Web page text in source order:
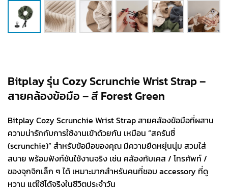
Bitplay รุ่น Cozy Scrunchie Wrist Strap –
สายคล้องข้อมือ – สี Forest Green
Bitplay Cozy Scrunchie Wrist Strap สายคล้องข้อมือที่ผสาน
ความน่ารักกับการใช้งานเข้าด้วยกัน เหมือน “สครันชี่
(scrunchie)” สำหรับข้อมือของคุณ มีความยืดหยุ่นนุ่ม สวมใส่
สบาย พร้อมฟังก์ชันใช้งานจริง เช่น คล้องกับเคส / โทรศัพท์ /
ของจุกจิกเล็ก ๆ ได้ เหมาะมากสำหรับคนที่ชอบ accessory ที่ดู
หวาน แต่ใช้ได้จริงในชีวิตประจำวัน